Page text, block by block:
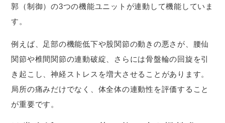
郭（制御）の3つの機能ユニットが連動して機能していま
す。
例えば、足部の機能低下や股関節の動きの悪さが、腰仙
関節や椎間関節の連動破綻、さらには骨盤輪の回旋を引
き起こし、神経ストレスを増大させることがあります。
局所の痛みだけでなく、体全体の連動性を評価すること
が重要です。